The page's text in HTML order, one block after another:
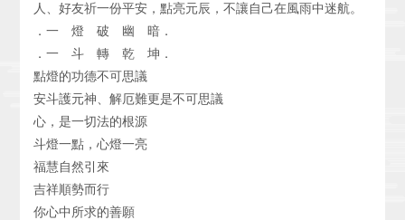
人、好友祈一份平安，點亮元辰，不讓自己在風雨中迷航。
．一 燈 破 幽 暗．
．一 斗 轉 乾 坤．
點燈的功德不可思議
安斗護元神、解厄難更是不可思議
心，是一切法的根源
斗燈一點，心燈一亮
福慧自然引來
吉祥順勢而行
你心中所求的善願